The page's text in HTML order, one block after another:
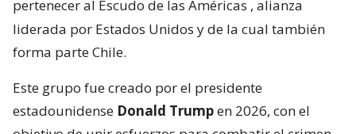
pertenecer al Escudo de las Américas , alianza
liderada por Estados Unidos y de la cual también
forma parte Chile.
Este grupo fue creado por el presidente
estadounidense Donald Trumpen 2026, con el